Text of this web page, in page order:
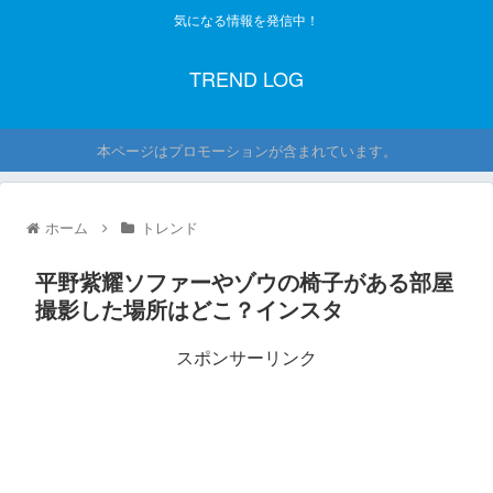
気になる情報を発信中！
TREND LOG
本ページはプロモーションが含まれています。
ホーム トレンド
平野紫耀ソファーやゾウの椅子がある部屋
撮影した場所はどこ？インスタ
スポンサーリンク